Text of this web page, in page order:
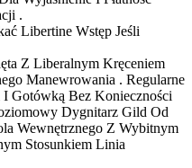
.
Libertine Wstęp Jeśli
Z Liberalnym Kręceniem
Manewrowania . Regularne
Gotówką Bez Konieczności
Dygnitarz Gild Od
Wewnętrznego Z Wybitnym
Stosunkiem Linia